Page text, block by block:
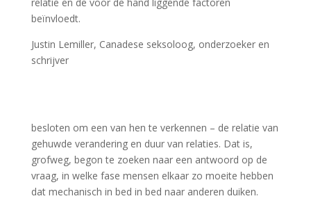
beïnvloedt.
Justin Lemiller, Canadese seksoloog, onderzoeker en
schrijver
besloten om een ​​van hen te verkennen – de relatie van
gehuwde verandering en duur van relaties. Dat is,
grofweg, begon te zoeken naar een antwoord op de
vraag, in welke fase mensen elkaar zo moeite hebben
dat mechanisch in bed in bed naar anderen duiken.